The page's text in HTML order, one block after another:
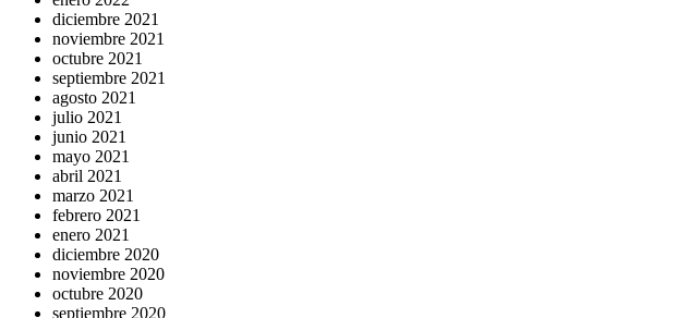
diciembre 2021
noviembre 2021
octubre 2021
septiembre 2021
agosto 2021
julio 2021
junio 2021
mayo 2021
abril 2021
marzo 2021
febrero 2021
enero 2021
diciembre 2020
noviembre 2020
octubre 2020
septiembre 2020